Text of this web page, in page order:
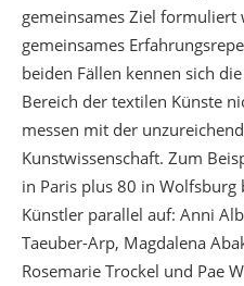
gemeinsames Ziel formuliert
gemeinsames
beiden Fällen kennen sich
Bereich der textilen Künste
messen mit der
Kunstwissenschaft. Zum
in Paris plus 80 in
Künstler parallel auf: Anni
Taeuber-Arp, Magdalena
Rosemarie Trockel und Pae